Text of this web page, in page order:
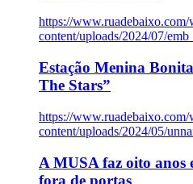
https://www.ruadebaixo.com/
content/uploads/2024/07/
Estação Menina
The Stars”
https://www.ruadebaixo.com/
content/uploads/2024/05/
A MUSA faz oito anos
fora de portas